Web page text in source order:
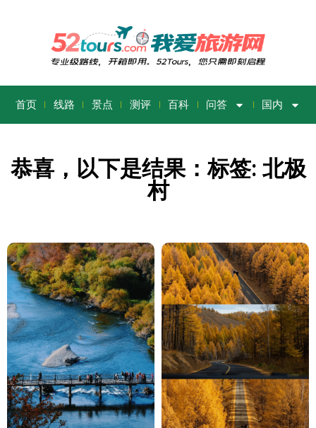
首页 线路 景点 测评 百科 问答 国内
恭喜，以下是结果：标签: 北极
村